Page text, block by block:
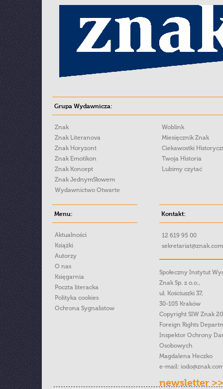
Grupa Wydawnicza:
Znak
Znak Literanova
Znak Horyzont
Znak Emotikon
Znak Koncept
Znak JednymSłowem
Wydawnictwo Otwarte
Woblink
Miesięcznik Znak
Ciekawostki
Twoja Historia
Lubimy czytać
Menu:
Aktualności
Książki
Autorzy
O nas
Księgarnia
Poczta literacka
Polityka cookies
Ochrona Sygnalistow
Kontakt:
12 619 95 00
Społeczny Instytut
Znak Sp. z o.o.,
ul. Kościuszki 37,
30-105 Kraków
Copyright SIW Znak
Foreign Rights
Inspektor Ochrony
Osobowych
Magdalena Heczko
e-mail:
newsletter >>